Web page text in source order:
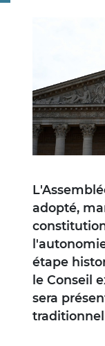
adopté,
étape
le Conseil
sera